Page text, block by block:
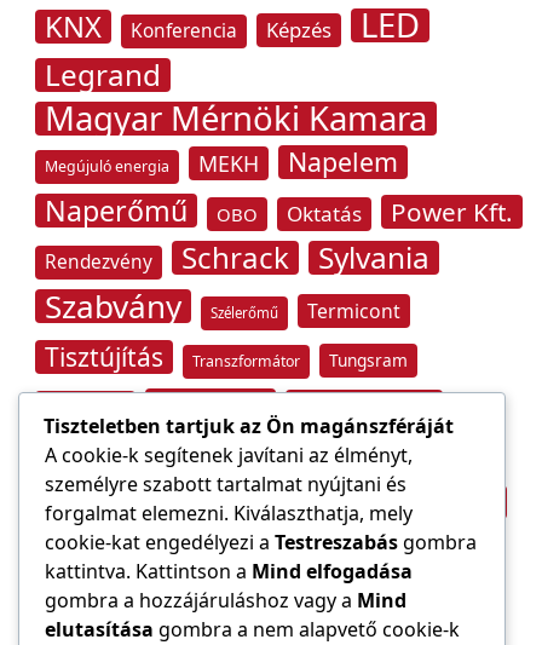
KNX Konferencia Képzés LED
Legrand
Magyar Mérnöki Kamara
Megújuló energia MEKH Napelem
Naperőmű OBO Oktatás Power Kft.
Rendezvény Schrack Sylvania
Szabvány Szélerőmű Termicont
Tisztújítás Transzformátor Tungsram
Villámvédelem
Világítástechnika Áramfogyasztás
Áramszolgáltató Építőipar átviteli hálózat
Tiszteletben tartjuk az Ön magánszféráját
A cookie-k segítenek javítani az élményt,
személyre szabott tartalmat nyújtani és
forgalmat elemezni. Kiválaszthatja, mely
cookie-kat engedélyezi a Testreszabásgombra
kattintva. Kattintson a Mind elfogadása
gombra a hozzájáruláshoz vagy a Mind
elutasítása gombra a nem alapvető cookie-k